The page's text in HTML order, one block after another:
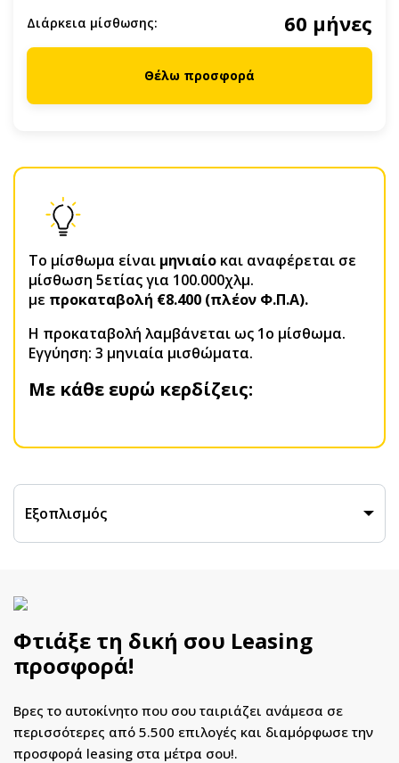
Διάρκεια μίσθωσης: 60 μήνες
Θέλω προσφορά
Το μίσθωμα είναι μηνιαίο και αναφέρεται σε
μίσθωση 5ετίας για 100.000χλμ.
με προκαταβολή €8.400 (πλέον Φ.Π.Α).
H προκαταβολή λαμβάνεται ως 1ο μίσθωμα.
Εγγύηση: 3 μηνιαία μισθώματα.
Με κάθε ευρώ κερδίζεις:
Εξοπλισμός
Φτιάξε τη δική σου Leasing
προσφορά!
Βρες το αυτοκίνητο που σου ταιριάζει ανάμεσα σε
περισσότερες από 5.500 επιλογές και διαμόρφωσε την
προσφορά leasing στα μέτρα σου!.